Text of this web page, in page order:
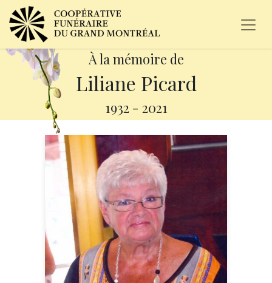
À la mémoire de
Liliane Picard
1932 - 2021